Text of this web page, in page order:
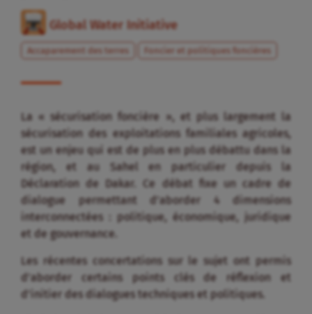
Global Water Initiative
Accaparement des terres Foncier et politiques foncières
La « sécurisation foncière », et plus largement la
sécurisation des exploitations familiales agricoles,
est un enjeu qui est de plus en plus débattu dans la
région, et au Sahel en particulier depuis la
Déclaration de Dakar. Ce débat fixe un cadre de
dialogue permettant d’aborder 4 dimensions
interconnectées : politique, économique, juridique
et de gouvernance.
Les récentes concertations sur le sujet ont permis
d’aborder certains points clés de réflexion et
d’initier des dialogues techniques et politiques.